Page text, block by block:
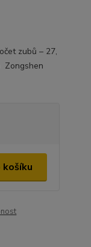
zubů – 27,
Zongshen